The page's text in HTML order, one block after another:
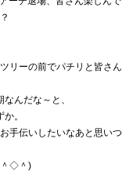
リーの前でパチ リと皆さん
んだな～と、
。
手伝いしたいなあと思いつ
＾◇＾)